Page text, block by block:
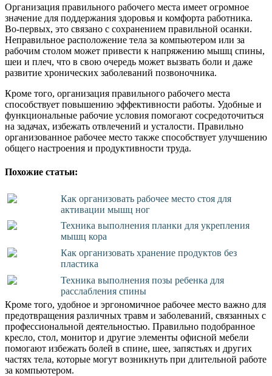
Организация правильного рабочего места имеет огромное
значение для поддержания здоровья и комфорта работника.
Во-первых, это связано с сохранением правильной осанки.
Неправильное расположение тела за компьютером или за
рабочим столом может привести к напряжению мышц спины,
шеи и плеч, что в свою очередь может вызвать боли и даже
развитие хронических заболеваний позвоночника.
Кроме того, организация правильного рабочего места
способствует повышению эффективности работы. Удобные и
функциональные рабочие условия помогают сосредоточиться
на задачах, избежать отвлечений и усталости. Правильно
организованное рабочее место также способствует улучшению
общего настроения и продуктивности труда.
Похожие статьи:
Как организовать рабочее место стоя для
активации мышц ног
Техника выполнения планки для укрепления
мышц кора
Как организовать хранение продуктов без
пластика
Техника выполнения позы ребенка для
расслабления спины
Кроме того, удобное и эргономичное рабочее место важно для
предотвращения различных травм и заболеваний, связанных с
профессиональной деятельностью. Правильно подобранное
кресло, стол, монитор и другие элементы офисной мебели
помогают избежать болей в спине, шее, запястьях и других
частях тела, которые могут возникнуть при длительной работе
за компьютером.